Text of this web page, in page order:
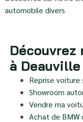
automobile divers
à Deauville
Reprise voiture
Showroom
Vendre ma
Achat de BMW